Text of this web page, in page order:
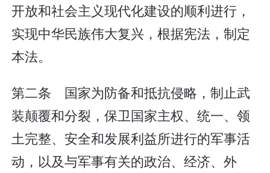
开放和社会主义现代化建设的顺利进行，
实现中华民族伟大复兴，根据宪法，制定
本法。
第二条 国家为防备和抵抗侵略，制止武
装颠覆和分裂，保卫国家主权、统一、领
土完整、安全和发展利益所进行的军事活
动，以及与军事有关的政治、经济、外